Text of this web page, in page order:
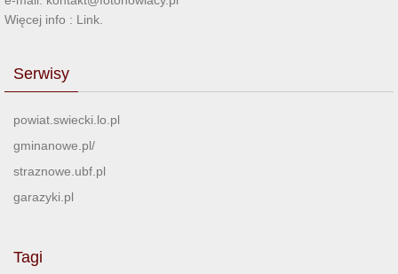
Więcej info : Link
Serwisy
powiat.swiecki.lo.pl
gminanowe.pl/
straznowe.ubf.pl
garazyki.pl
Tagi